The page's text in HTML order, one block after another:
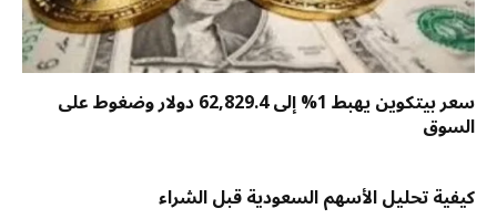
سعر بيتكوين يهبط 1% إلى 62,829.4 دولار وضغوط على
السوق
كيفية تحليل الأسهم السعودية قبل الشراء